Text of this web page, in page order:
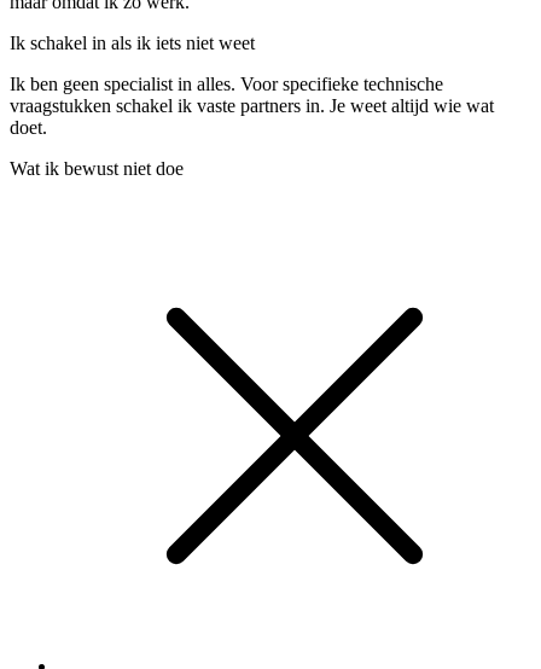
Ik schakel in als ik iets niet weet
Ik ben geen specialist in alles. Voor specifieke technische
vraagstukken schakel ik vaste partners in. Je weet altijd wie wat
doet.
Wat ik bewust niet doe